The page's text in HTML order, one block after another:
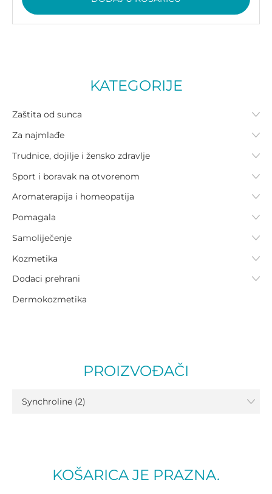
KATEGORIJE
Zaštita od sunca
Za najmlađe
Trudnice, dojilje i žensko zdravlje
Sport i boravak na otvorenom
Aromaterapija i homeopatija
Pomagala
Samoliječenje
Kozmetika
Dodaci prehrani
Dermokozmetika
PROIZVOĐAČI
Synchroline (2)
KOŠARICA JE PRAZNA.